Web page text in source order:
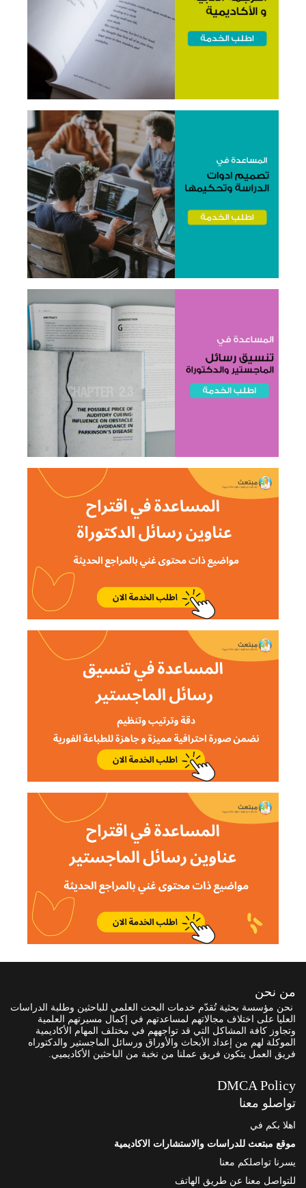
من نحن
نحن مؤسسة بحثية تُقدّم خدمات البحث العلمي للباحثين وطلبة الدراسات
العليا على اختلاف مجالاتهم لمساعدتهم في إكمال مسيرتهم العلمية
وتجاوز كافة المشاكل التي قد تواجههم في مختلف المهام الأكاديمية
الموكلة لهم من إعداد الأبحاث والأوراق ورسائل الماجستير والدكتوراه
فريق العمل يتكون فريق عملنا من نخبة من الباحثين الأكاديميي.
DMCA Policy
تواصلو معنا
اهلا بكم في
موقع مبتعث للدراسات والاستشارات الاكاديمية
يسرنا تواصلكم معنا
للتواصل معنا عن طريق الهاتف